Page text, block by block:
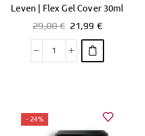
Leven | Flex Gel Cover 30ml
29,00€ 21,99 €
- 24%